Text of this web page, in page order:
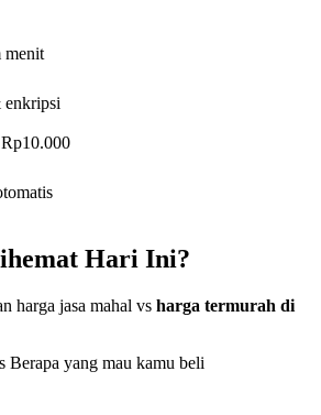
menit
enkripsi
Hari Ini?
harga jasa mahal vs harga termurah di
Berapa yang mau kamu beli